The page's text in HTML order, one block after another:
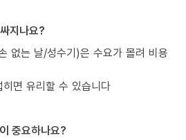
지나요?
없는 날/성수기)은 수요가 몰려 비용
면 유리할 수 있습니다
중요하나요?